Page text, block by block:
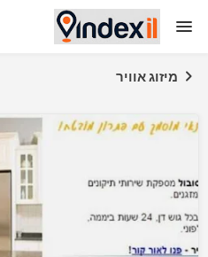
מיזוג אוויר